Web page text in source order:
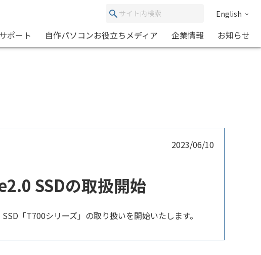
English
サポート 自作パソコンお役立ちメディア 企業情報 お知らせ
2023/06/10
SSDの取扱開始
「T700シリーズ」の取り扱いを開始いたします。